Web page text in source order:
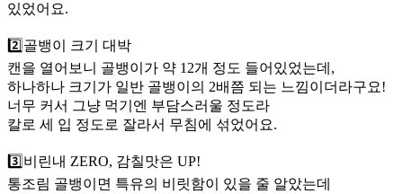
있었어요.
2️⃣골뱅이 크기 대박
캔을 열어보니 골뱅이가 약 12개 정도 들어있었는데,
하나하나 크기가 일반 골뱅이의 2배쯤 되는 느낌이더라구요!
너무 커서 그냥 먹기엔 부담스러울 정도라
칼로 세 입 정도로 잘라서 무침에 섞었어요.
3️⃣비린내 ZERO, 감칠맛은 UP!
통조림 골뱅이면 특유의 비릿함이 있을 줄 알았는데